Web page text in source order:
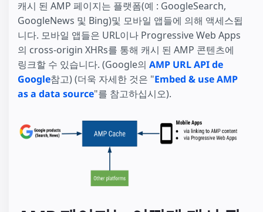
캐시 된 AMP 페이지는 플랫폼(예 : GoogleSearch,
GoogleNews 및 Bing)및 모바일 앱들에 의해 액세스됩
니다. 모바일 앱들은 URL이나 Progressive Web Apps
의 cross-origin XHRs를 통해 캐시 된 AMP 콘텐츠에
링크할 수 있습니다. (Google의 AMP URL API de
Google참고) (더욱 자세한 것은 "Embed & use AMP
as a data source"를 참고하십시오).